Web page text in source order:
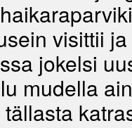
visittii
jokelsi
mudella